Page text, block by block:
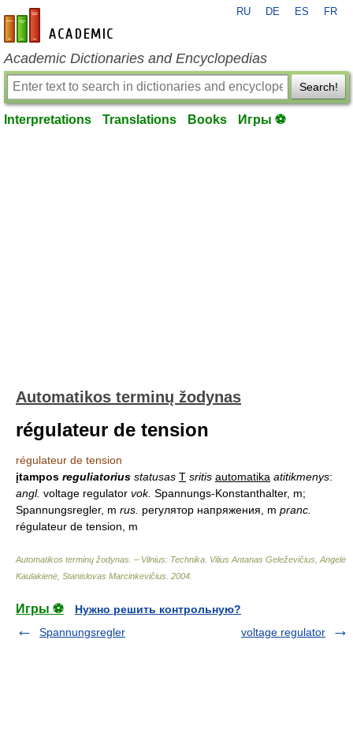
en-academic.com
RU DE ES FR
Academic Dictionaries and Encyclopedias
Search!
Interpretations Translations Books Игры ⚽
Automatikos terminų žodynas
régulateur de tension
régulateur de tension
įtampos reguliatorius statusas T sritis automatika atitikmenys:
angl. voltage regulator vok. Spannungs-Konstanthalter, m;
Spannungsregler, m rus. регулятор напряжения, m pranc.
régulateur de tension, m
Automatikos terminų žodynas. – Vilnius: Technika Vilius Antanas Geleževičius, Angelė
Kaulakienė, Stanislovas Marcinkevičius 2004
Игры ⚽
Нужно решить контрольную?
Spannungsregler
voltage regulator